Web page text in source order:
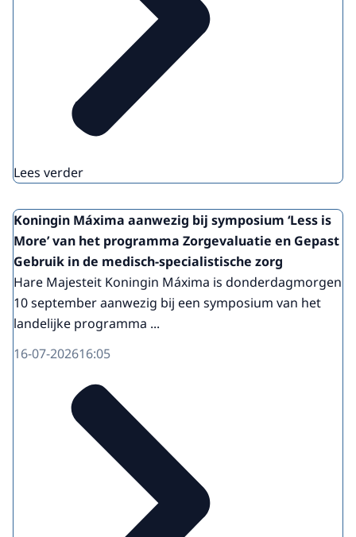
Lees verder
Koningin Máxima aanwezig bij symposium ‘Less is
More’ van het programma Zorgevaluatie en Gepast
Gebruik in de medisch-specialistische zorg
Hare Majesteit Koningin Máxima is donderdagmorgen
10 september aanwezig bij een symposium van het
landelijke programma ...
16-07-202616:05